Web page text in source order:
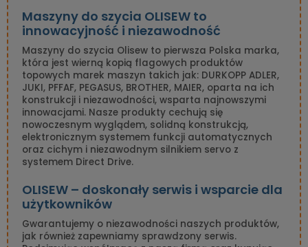
Maszyny do szycia OLISEW to
innowacyjność i niezawodność
Maszyny do szycia Olisew to pierwsza Polska marka,
która jest wierną kopią flagowych produktów
topowych marek maszyn takich jak: DURKOPP ADLER,
JUKI, PFFAF, PEGASUS, BROTHER, MAIER, oparta na ich
konstrukcji i niezawodności, wsparta najnowszymi
innowacjami. Nasze produkty cechują się
nowoczesnym wyglądem, solidną konstrukcją,
elektronicznym systemem funkcji automatycznych
oraz cichym i niezawodnym silnikiem servo z
systemem Direct Drive.
OLISEW – doskonały serwis i wsparcie dla
użytkowników
Gwarantujemy o niezawodności naszych produktów,
jak również zapewniamy sprawdzony serwis.